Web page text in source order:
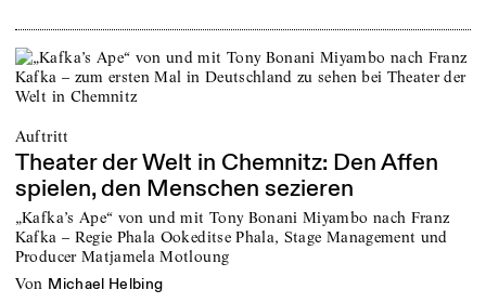
Auftritt
Theater der Welt in Chemnitz: Den Affen
spielen, den Menschen sezieren
„Kafka’s Ape“ von und mit Tony Bonani Miyambo nach Franz
Kafka – Regie Phala Ookeditse Phala, Stage Management und
Producer Matjamela Motloung
von Michael Helbing